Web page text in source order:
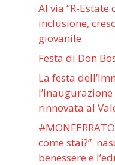
Al via “R-Estate
inclusione,
giovanile
Festa di Don
La festa
rinnovata al
come stai?”:
benessere e